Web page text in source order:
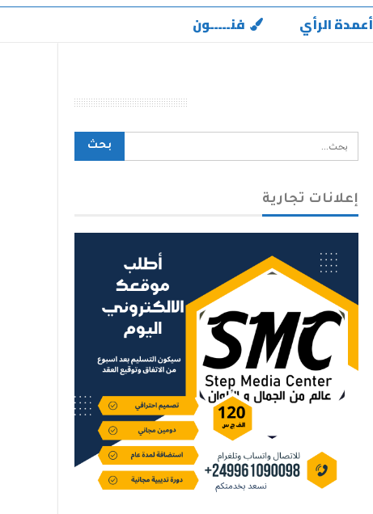
أعمدة الرأي فنـــــون
إعلانات تجارية